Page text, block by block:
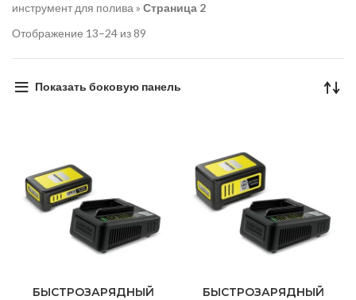
инструмент для полива » Страница 2
Отображение 13–24 из 89
Показать боковую панель
БЫСТРОЗАРЯДНЫЙ
БЫСТРОЗАРЯДНЫЙ